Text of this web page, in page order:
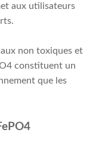
aux utilisateurs
non toxiques et
constituent un
que les